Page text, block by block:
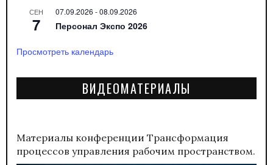
СЕН
7
07.09.2026 -08.09.2026
Персонал Экспо 2026
Просмотреть календарь
ВИДЕОМАТЕРИАЛЫ
Материалы конференции Трансформация
процессов управления рабочим пространством.